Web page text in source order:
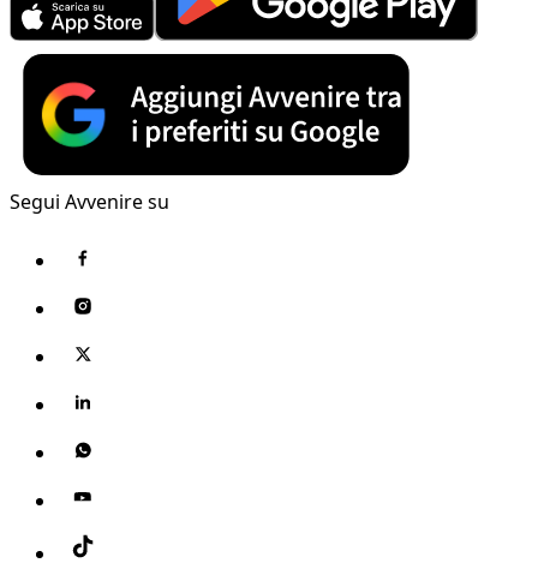
Segui Avvenire su